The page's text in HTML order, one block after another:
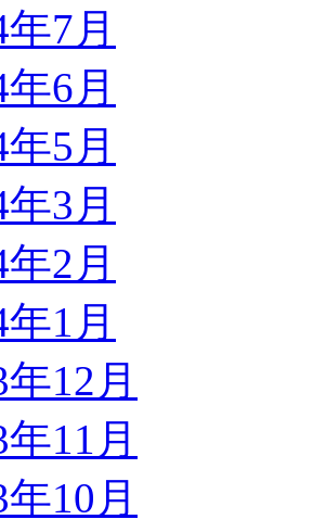
7月
6月
5月
3月
2月
1月
12月
11月
10月